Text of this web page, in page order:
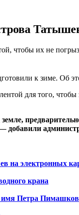
чтобы их не
к зиме. Об
для того,
добавили
на электронных
крана
имя Петра